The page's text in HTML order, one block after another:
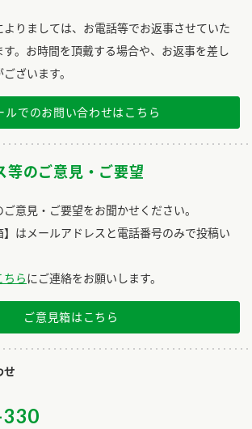
りましては、お電話等でお返事させていた
。お時間を頂戴する場合や、お返事を差し
ざいます。
ルでのお問い合わせはこちら
等のご意見・ご要望
意見・ご要望をお聞かせください。
】はメールアドレスと電話番号のみで投稿い
ちらにご連絡をお願いします。
ご意見箱はこちら
せ